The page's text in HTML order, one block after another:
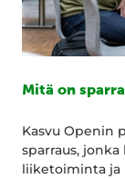
Mitä on
Kasvu Openin
sparraus,
liiketoiminta ja